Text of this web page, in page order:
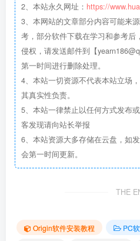
2、本站永久网址： https://
3、本网站的文章部分内容可能来
考，部分软件下载在学习和参考后
侵权，请发送邮件到【
第一时间进行删除处理。
4、本站一切资源不代表本站立场
其真实性负责。
5、本站一律禁止以任何方式发布
客发现请向站长举报
6、本站资源大多存储在云盘，如
会第一时间更新。
THE
Origin软件安装教程
PC